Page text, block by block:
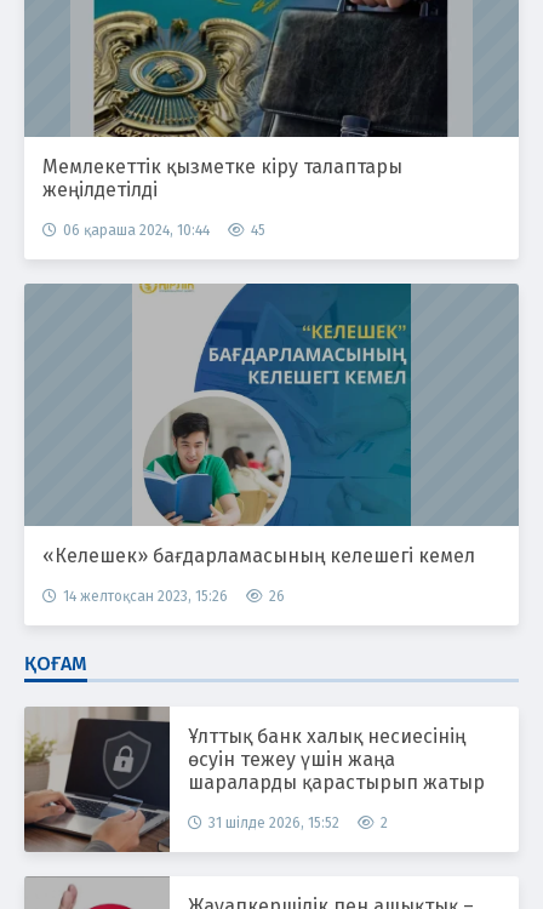
Мемлекеттік қызметке кіру талаптары
жеңілдетілді
06 қараша 2024, 10:44 45
«Келешек» бағдарламасының келешегі кемел
14 желтоқсан 2023, 15:26 26
ҚОҒАМ
Ұлттық банк халық несиесінің
өсуін тежеу үшін жаңа
шараларды қарастырып жатыр
31 шілде 2026, 15:52 2